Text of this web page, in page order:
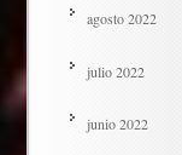
agosto 2022
julio 2022
junio 2022